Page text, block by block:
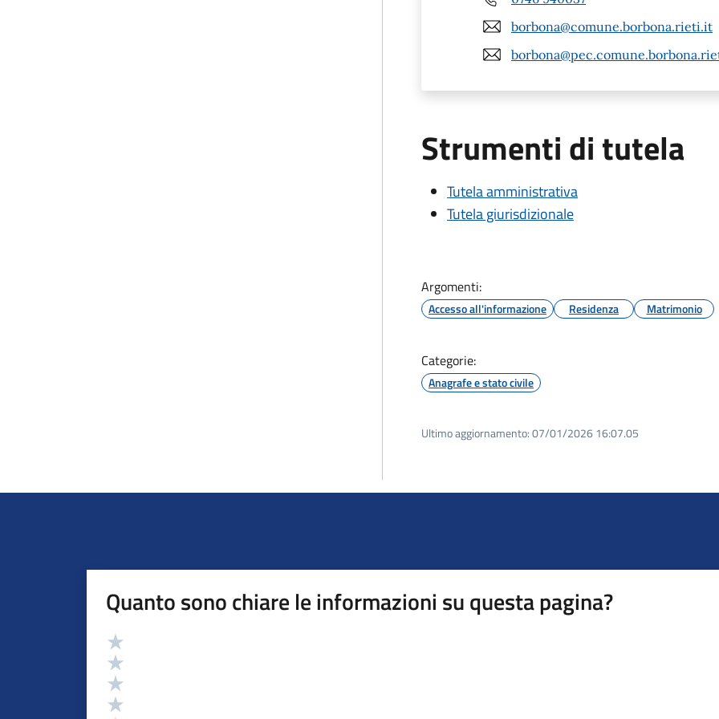
borbona@comune.borbona.rieti.it
Strumenti di tutela
Tutela amministrativa
Tutela giurisdizionale
Argomenti:
Accesso all'informazione Residenza Matrimonio
Categorie:
Anagrafe e stato civile
Ultimo aggiornamento:07/01/2026 16:07.05
Quanto sono chiare le informazioni su questa pagina?
Valutazione